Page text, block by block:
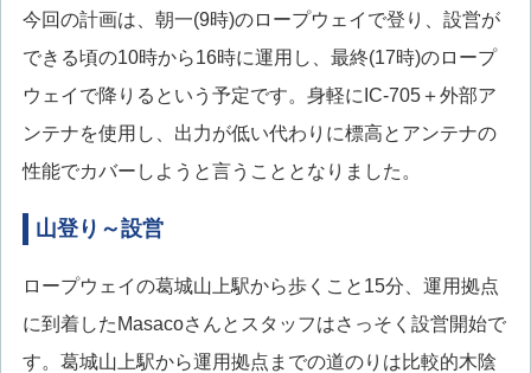
今回の計画は、朝一(9時)のロープウェイで登り、設営が
できる頃の10時から16時に運用し、最終(17時)のロープ
ウェイで降りるという予定です。身軽にIC-705＋外部ア
ンテナを使用し、出力が低い代わりに標高とアンテナの
性能でカバーしようと言うこととなりました。
山登り～設営
ロープウェイの葛城山上駅から歩くこと15分、運用拠点
に到着したMasacoさんとスタッフはさっそく設営開始で
す。葛城山上駅から運用拠点までの道のりは比較的木陰